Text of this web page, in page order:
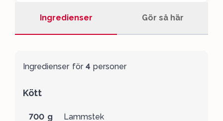
Ingredienser Gör så här
Ingredienser för4 personer
Kött
700 g Lammstek